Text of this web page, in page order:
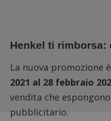
Henkel ti rimborsa:
La nuova promozione
2021 al 28 febbraio
vendita che
pubblicitario.